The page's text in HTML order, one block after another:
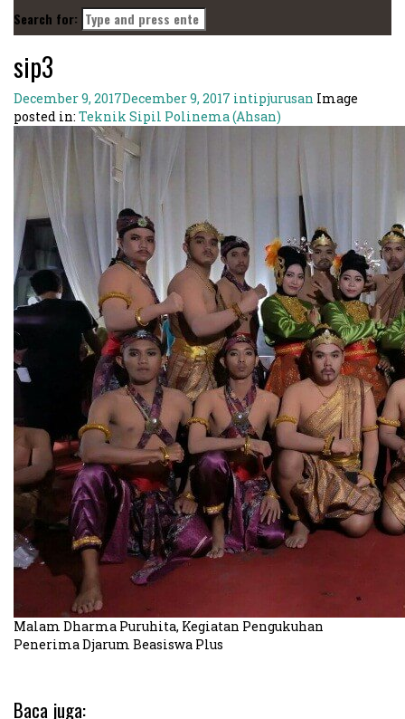
Search for:
sip3
December 9, 2017December 9, 2017 intipjurusan Image
posted in: Teknik Sipil Polinema (Ahsan)
Malam Dharma Puruhita, Kegiatan Pengukuhan
Penerima Djarum Beasiswa Plus
Baca juga: